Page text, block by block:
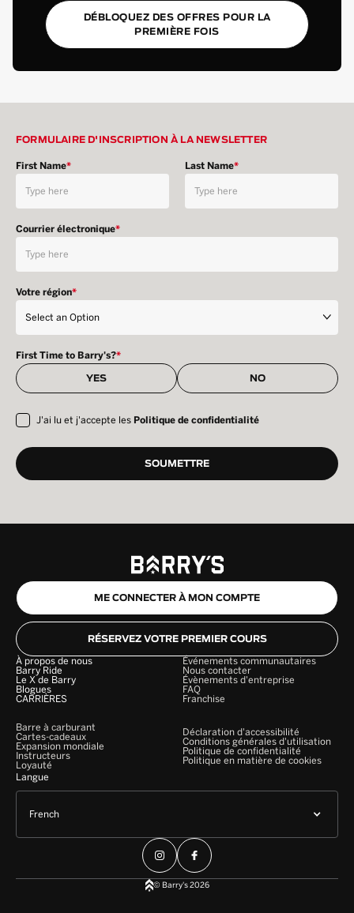
DÉBLOQUEZ DES OFFRES POUR LA
PREMIÈRE FOIS
FORMULAIRE D'INSCRIPTION À LA NEWSLETTER
First Name* Last Name*
Courrier électronique*
Votre région*
First Time to Barry's?*
YES NO
J'ai lu et j'accepte les Politique de confidentialité
ME CONNECTER À MON COMPTE
RÉSERVEZ VOTRE PREMIER COURS
À propos de nous
Barry Ride
Le X de Barry
Blogues
CARRIÈRES
Événements communautaires
Nous contacter
Évènements d'entreprise
FAQ
Franchise
Barre à carburant
Cartes-cadeaux
Expansion mondiale
Instructeurs
Loyauté
Déclaration d'accessibilité
Conditions générales d'utilisation
Politique de confidentialité
Politique en matière de cookies
Langue
French
© Barry's 2026